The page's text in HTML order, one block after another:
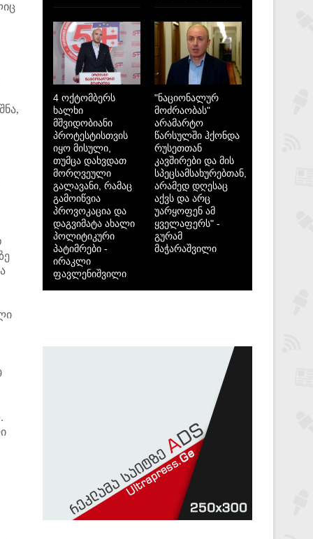
4 ოქტომბერს
ხალხი
მშვიდობიანი
პროტესტისთვის
იყო მისული,
თუმცა დახვდათ
მორღვეული
გალავანი, რამაც
გამოიწვია
პროვოკაცია და
დაგვიმატა ახალი
პოლიტიკური
პატიმრები -
ირაკლი
ფავლენიშვილი
"ნაციონალურ
მოძრაობას"
არამარტო
წარსულში ჰქონდა
რუსეთთან
კავშირები და მის
სპეცსამსახურებთან,
არამედ დღესაც
აქვს და არც
უარყოფენ ამ
ყველაფერს" -
გურამ
მაჭარაშვილი